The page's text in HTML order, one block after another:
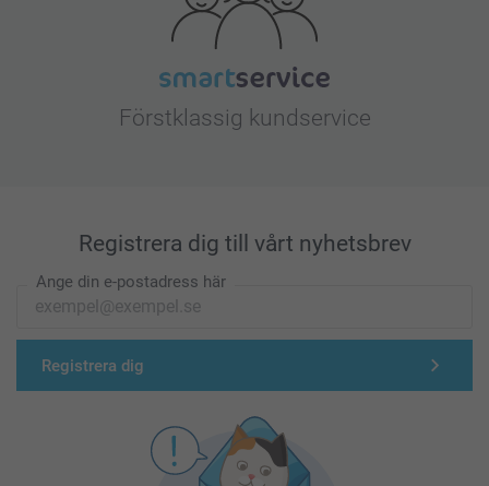
Förstklassig kundservice
Registrera dig till vårt nyhetsbrev
Ange din e-postadress här
Registrera dig